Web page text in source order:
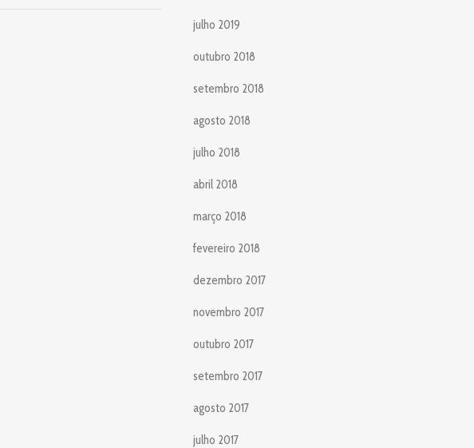
julho 2019
outubro 2018
setembro 2018
agosto 2018
julho 2018
abril 2018
março 2018
fevereiro 2018
dezembro 2017
novembro 2017
outubro 2017
setembro 2017
agosto 2017
julho 2017